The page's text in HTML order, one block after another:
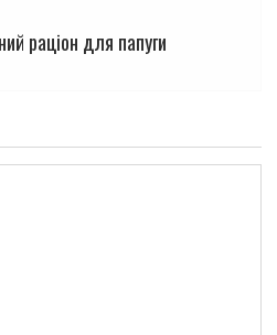
раціон для папуги